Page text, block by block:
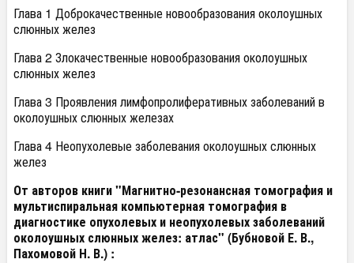
Глава 1 Доброкачественные новообразования околоушных
слюнных желез
Глава 2 Злокачественные новообразования околоушных
слюнных желез
Глава 3 Проявления лимфопролиферативных заболеваний в
околоушных слюнных железах
Глава 4 Неопухолевые заболевания околоушных слюнных
желез
От авторов книги "Магнитно-резонансная томография и
мультиспиральная компьютерная томография в
диагностике опухолевых и неопухолевых заболеваний
околоушных слюнных желез: атлас" (Бубновой Е. В.,
Пахомовой Н. В.) :